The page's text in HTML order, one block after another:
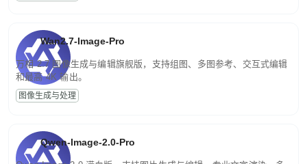
Wan2.7-Image-Pro
万相 2.7 图像生成与编辑旗舰版，支持组图、多图参考、交互式编辑
和最高 4K 输出。
图像生成与处理
Qwen-Image-2.0-Pro